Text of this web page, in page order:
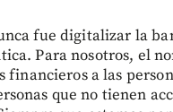
fue digitalizar la
Para nosotros, el
financieros a las
que no tienen